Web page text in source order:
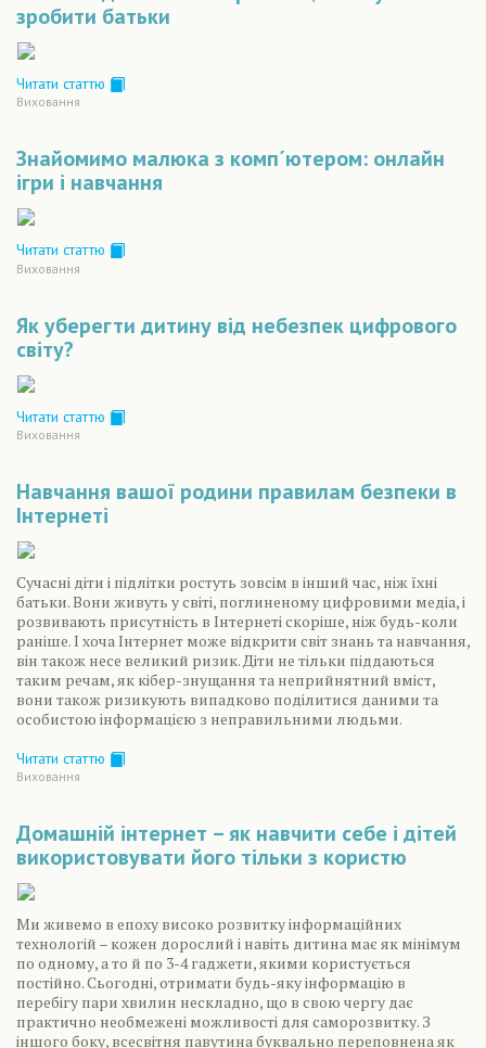
зробити батьки
Читати статтю
Виховання
Знайомимо малюка з комп´ютером: онлайн
ігри і навчання
Читати статтю
Виховання
Як уберегти дитину від небезпек цифрового
світу?
Читати статтю
Виховання
Навчання вашої родини правилам безпеки в
Інтернеті
Сучасні діти і підлітки ростуть зовсім в інший час, ніж їхні
батьки. Вони живуть у світі, поглиненому цифровими медіа, і
розвивають присутність в Інтернеті скоріше, ніж будь-коли
раніше. І хоча Інтернет може відкрити світ знань та навчання,
він також несе великий ризик. Діти не тільки піддаються
таким речам, як кібер-знущання та неприйнятний вміст,
вони також ризикують випадково поділитися даними та
особистою інформацією з неправильними людьми.
Читати статтю
Виховання
Домашній інтернет – як навчити себе і дітей
використовувати його тільки з користю
Ми живемо в епоху високо розвитку інформаційних
технологій – кожен дорослий і навіть дитина має як мінімум
по одному, а то й по 3-4 гаджети, якими користується
постійно. Сьогодні, отримати будь-яку інформацію в
перебігу пари хвилин нескладно, що в свою чергу дає
практично необмежені можливості для саморозвитку. З
іншого боку, всесвітня павутина буквально переповнена як